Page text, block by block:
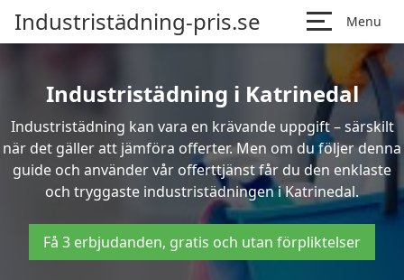
Industristädning-pris.se Menu
Industristädning i Katrinedal
Industristädning kan vara en krävande uppgift – särskilt
när det gäller att jämföra offerter. Men om du följer denna
guide och använder vår offerttjänst får du den enklaste
och tryggaste industristädningen i Katrinedal.
Få 3 erbjudanden, gratis och utan förpliktelser